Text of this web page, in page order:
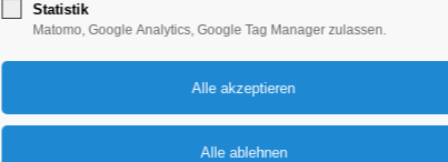
18.03.2025, 18:00–19:30
Statistik
Matomo, Google Analytics, Google Tag Manager zulassen.